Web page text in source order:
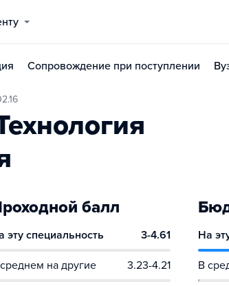
Сопровождение при поступлении
балл
эту специальность 3-4.61
на другие 3.23-4.21
На
В